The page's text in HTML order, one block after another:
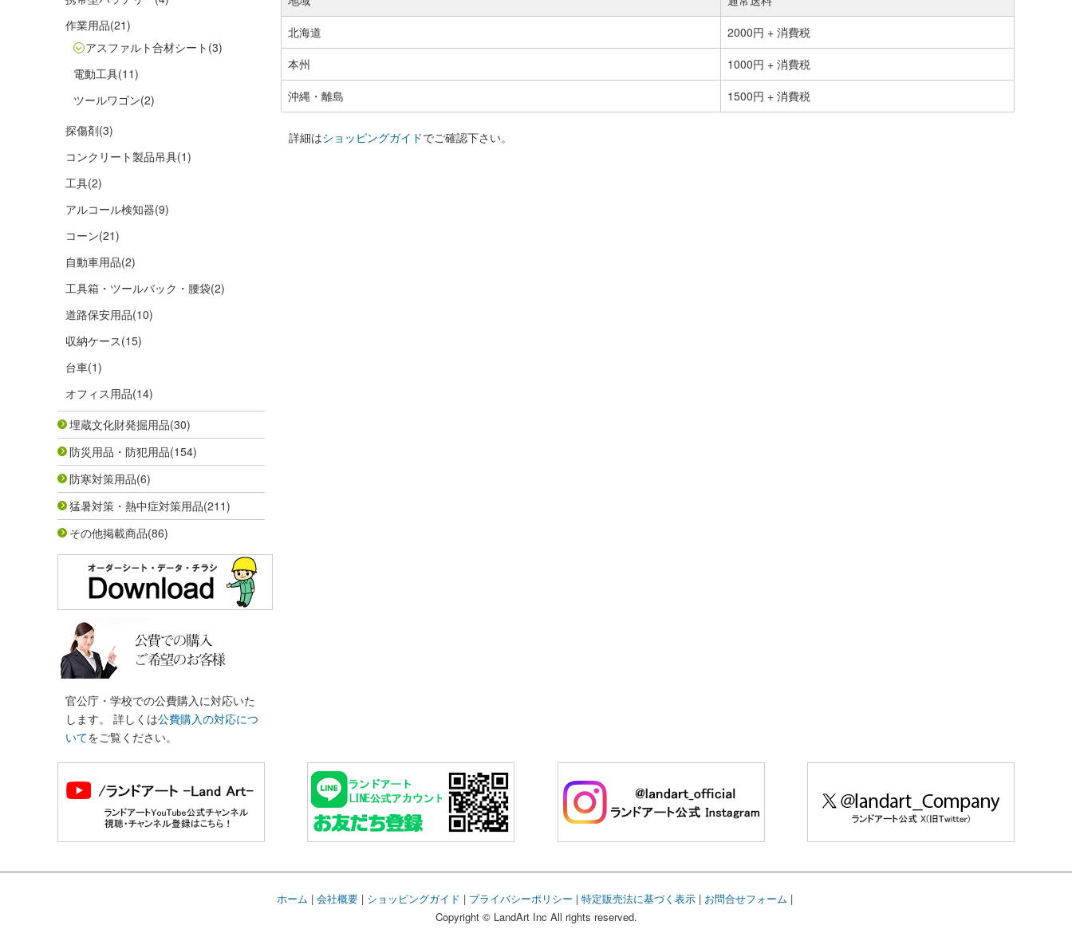
作業用品(21)
アスファルト合材シート (3)
電動工具(11)
ツールワゴン(2)
探傷剤(3)
コンクリート製品吊具(1)
工具(2)
アルコール検知器(9)
コーン(21)
自動車用品(2)
工具箱・ツールバック・腰袋(2)
道路保安用品(10)
収納ケース(15)
台車(1)
オフィス用品(14)
埋蔵文化財発掘用品(30)
防災用品・防犯用品(154)
防寒対策用品(6)
猛暑対策・熱中症対策用品(211)
その他掲載商品(86)
官公庁・学校での公費購入に対応いた
します。 詳しくは公費購入の対応につ
いてをご覧ください。
北海道
2000円 + 消費税
本州
1000円 + 消費税
沖縄・離島
1500円 + 消費税
詳細はショッピングガイドでご確認下さい。
ホーム | 会社概要| ショッピングガイド | プライバシーポリシー | 特定販売法に基づく表示| お問合せフォーム |
Copyright © LandArt Inc All rights reserved.